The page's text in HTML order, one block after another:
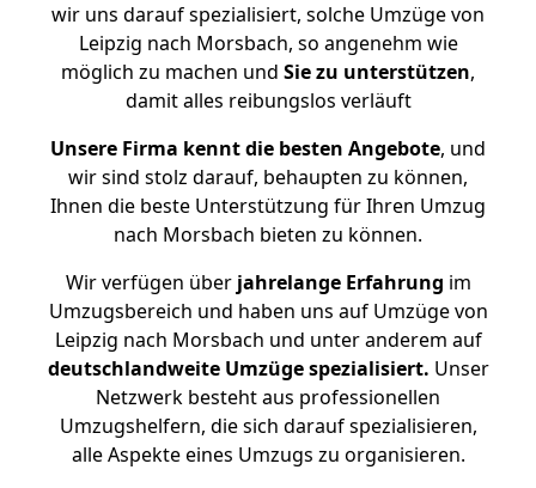
wir uns darauf spezialisiert, solche Umzüge von
Leipzig nach Morsbach, so angenehm wie
möglich zu machen und Sie zu unterstützen,
damit alles reibungslos verläuft
Unsere Firma kennt die besten Angebote, und
wir sind stolz darauf, behaupten zu können,
Ihnen die beste Unterstützung für Ihren Umzug
nach Morsbach bieten zu können.
Wir verfügen überjahrelange Erfahrung im
Umzugsbereich und haben uns auf Umzüge von
Leipzig nach Morsbach und unter anderem auf
deutschlandweite Umzüge spezialisiert. Unser
Netzwerk besteht aus professionellen
Umzugshelfern, die sich darauf spezialisieren,
alle Aspekte eines Umzugs zu organisieren.